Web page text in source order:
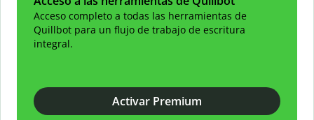
Acceso completo a todas las herramientas de
Quillbot para un flujo de trabajo de escritura
integral.
Activar Premium